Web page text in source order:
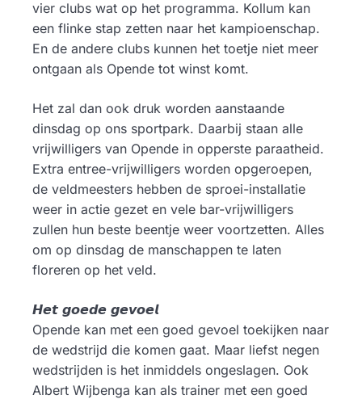
vier clubs wat op het programma. Kollum kan
een flinke stap zetten naar het kampioenschap.
En de andere clubs kunnen het toetje niet meer
ontgaan als Opende tot winst komt.
Het zal dan ook druk worden aanstaande
dinsdag op ons sportpark. Daarbij staan alle
vrijwilligers van Opende in opperste paraatheid.
Extra entree-vrijwilligers worden opgeroepen,
de veldmeesters hebben de sproei-installatie
weer in actie gezet en vele bar-vrijwilligers
zullen hun beste beentje weer voortzetten. Alles
om op dinsdag de manschappen te laten
floreren op het veld.
𝙃𝙚𝙩 𝙜𝙤𝙚𝙙𝙚 𝙜𝙚𝙫𝙤𝙚𝙡
Opende kan met een goed gevoel toekijken naar
de wedstrijd die komen gaat. Maar liefst negen
wedstrijden is het inmiddels ongeslagen. Ook
Albert Wijbenga kan als trainer met een goed